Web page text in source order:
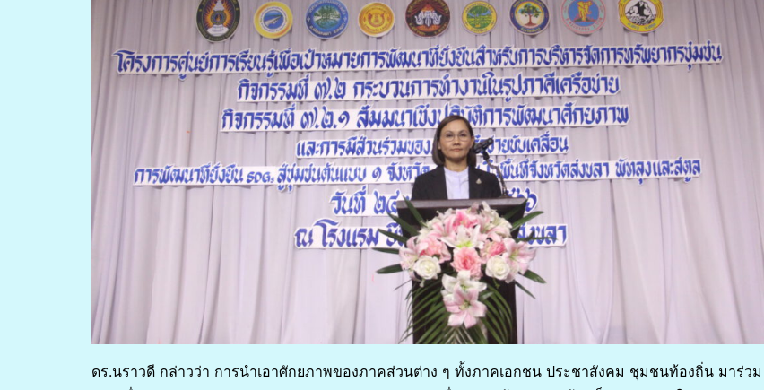
ดร.นราวดี กล่าวว่า การนำเอาศักยภาพของภาคส่วนต่าง ๆ ทั้งภาคเอกชน ประชาสังคม ชุมชนท้องถิ่น มาร่วม